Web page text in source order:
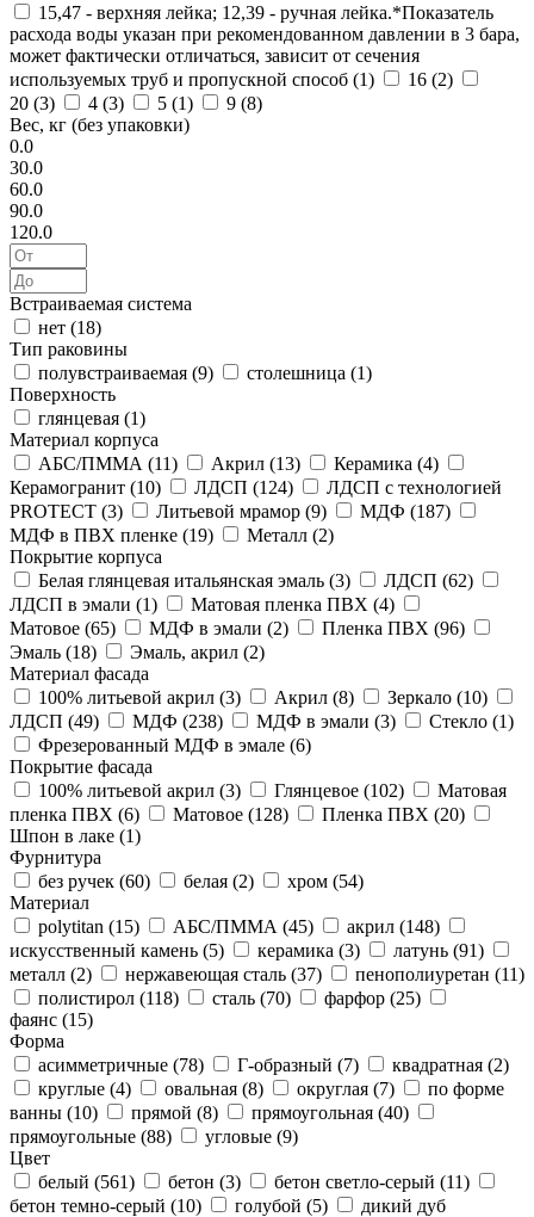
15,47 - верхняя лейка; 12,39 - ручная лейка.*Показатель
расхода воды указан при рекомендованном давлении в 3 бара,
может фактически отличаться, зависит от сечения
используемых труб и пропускной способ (1) 16 (2)
20 (3) 4 (3) 5 (1) 9 (8)
Вес, кг (без упаковки)
0.0
30.0
60.0
90.0
120.0
Встраиваемая система
нет (18)
Тип раковины
полувстраиваемая (9) столешница (1)
Поверхность
глянцевая (1)
Материал корпуса
АБС/ПММА (11) Акрил (13) Керамика (4)
Керамогранит (10) ЛДСП (124)
ЛДСП с технологией
PROTECT (3) Литьевой мрамор (9) МДФ (187)
МДФ в ПВХ пленке (19) Металл (2)
Покрытие корпуса
Белая глянцевая итальянская эмаль (3) ЛДСП (62)
ЛДСП в эмали (1) Матовая пленка ПВХ (4)
Матовое (65) МДФ в эмали (2) Пленка ПВХ (96)
Эмаль (18) Эмаль, акрил (2)
Материал фасада
100% литьевой акрил (3) Акрил (8) Зеркало (10)
ЛДСП (49) МДФ (238) МДФ в эмали (3) Стекло (1)
Фрезерованный МДФ в эмале (6)
Покрытие фасада
100% литьевой акрил (3) Глянцевое (102)
Матовая
пленка ПВХ (6) Матовое (128) Пленка ПВХ (20)
Шпон в лаке (1)
Фурнитура
без ручек (60) белая (2) хром (54)
Материал
polytitan (15) АБС/ПММА (45) акрил (148)
искусственный камень (5) керамика (3) латунь (91)
металл (2) нержавеющая сталь (37) пенополиуретан (11)
полистирол (118) сталь (70) фарфор (25)
фаянс (15)
Форма
асимметричные (78) Г-образный (7) квадратная (2)
круглые (4) овальная (8) округлая (7)
по форме
ванны (10) прямой (8) прямоугольная (40)
прямоугольные (88) угловые (9)
Цвет
белый (561) бетон (3) бетон светло-серый (11)
бетон темно-серый (10) голубой (5)
дикий дуб